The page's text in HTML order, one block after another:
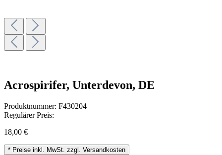
Acrospirifer, Unterdevon, DE
Produktnummer: F430204
Regulärer Preis:
18,00 €
* Preise inkl. MwSt. zzgl. Versandkosten